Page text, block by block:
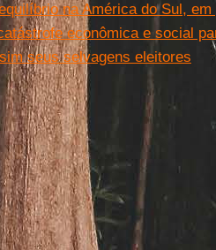
na América do Sul,
econômica e social
seus selvagens eleitores